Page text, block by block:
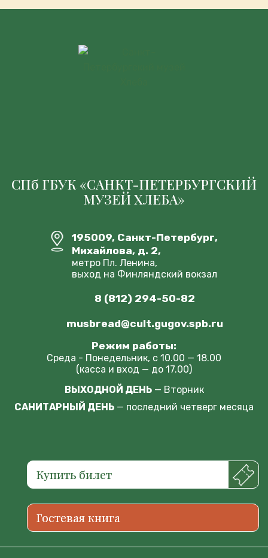
СПб ГБУК «САНКТ-ПЕТЕРБУРГСКИЙ
МУЗЕЙ ХЛЕБА»
195009, Санкт-Петербург,
Михайлова, д. 2,
метро Пл. Ленина,
выход на Финляндский вокзал
8 (812) 294-50-82
musbread@cult.gugov.spb.ru
Режим работы:
Среда - Понедельник, с 10.00 — 18.00
(касса и вход — до 17.00)
ВЫХОДНОЙ ДЕНЬ— Вторник
САНИТАРНЫЙ ДЕНЬ — последний четверг месяца
Купить билет
Гостевая книга